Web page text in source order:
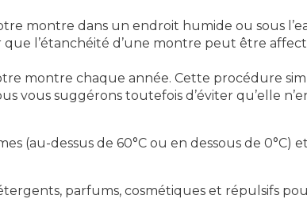
montre dans un endroit humide ou sous
l’étanchéité d’une montre peut être
montre chaque année. Cette procédure
suggérons toutefois d’éviter qu’elle
(au-dessus de 60°C ou en dessous de 0°C)
parfums, cosmétiques et répulsifs